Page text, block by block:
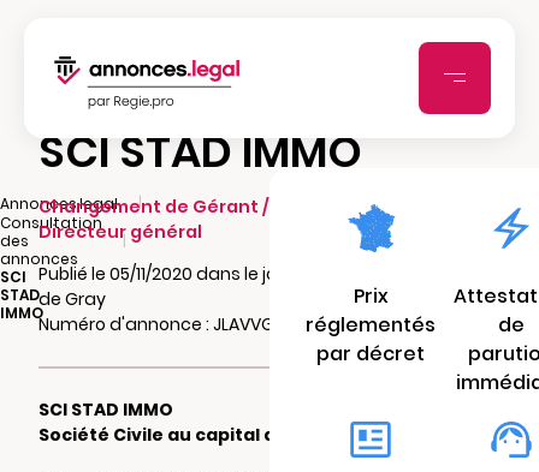
Annonces.legal
|
Consultation
des
annonces
|
SCI
STAD
IMMO
SCI STAD IMMO
Changement de Gérant / Président /
Directeur général
Publié le 05/11/2020 dans le journal La Presse
de Gray
Numéro d'annonce : JLAVVGCVU62hr
SCI STAD IMMO
Société Civile au capital de 305 €
Prix
réglementés
par décret
de